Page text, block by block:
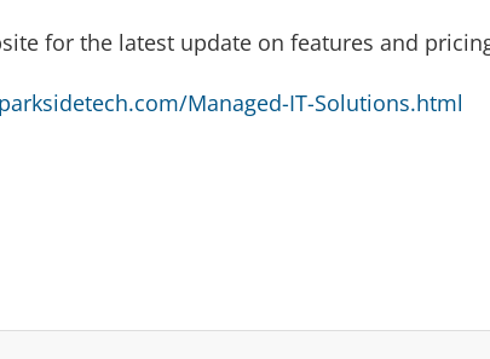
for the latest update on features and
Managed-IT-Solutions.html